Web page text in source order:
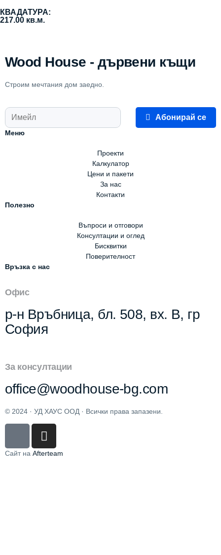
КВАДАТУРА:
217.00 кв.м.
Wood House - дървени къщи
Строим мечтания дом заедно.
Абонирай се
Меню
Проекти
Калкулатор
Цени и пакети
За нас
Контакти
Полезно
Въпроси и отговори
Консултации и оглед
Бисквитки
Поверителност
Връзка с нас
Офис
р-н Връбница, бл. 508, вх. В, гр
София
За консултации
office@woodhouse-bg.com
© 2024 · УД ХАУС ООД · Всички права запазени.
Сайт на Afterteam